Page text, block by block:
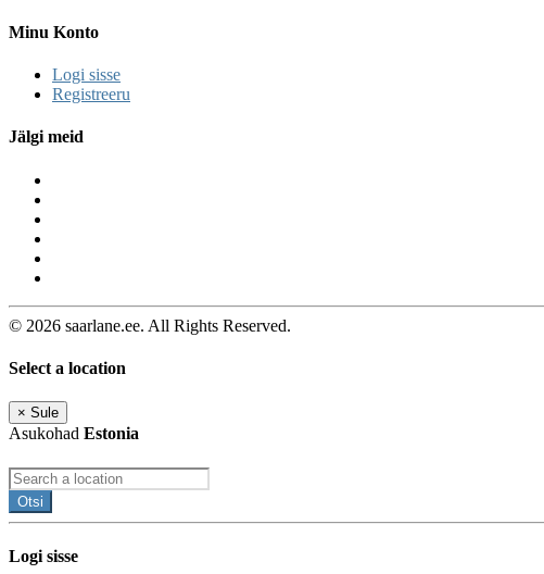
Minu Konto
Logi sisse
Registreeru
Jälgi meid
© 2026 saarlane.ee. All Rights Reserved.
Select a location
× Sule
Asukohad Estonia
Otsi
Logi sisse